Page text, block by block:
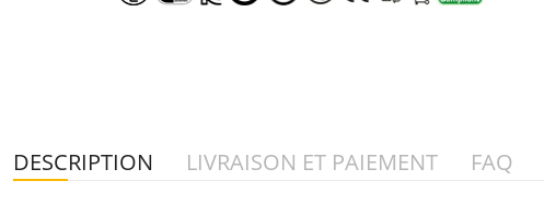
DESCRIPTION LIVRAISON ET PAIEMENT FAQ